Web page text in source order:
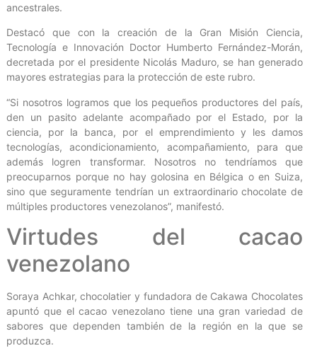
ancestrales.
Destacó que con la creación de la Gran Misión Ciencia,
Tecnología e Innovación Doctor Humberto Fernández-Morán,
decretada por el presidente Nicolás Maduro, se han generado
mayores estrategias para la protección de este rubro.
“Si nosotros logramos que los pequeños productores del país,
den un pasito adelante acompañado por el Estado, por la
ciencia, por la banca, por el emprendimiento y les damos
tecnologías, acondicionamiento, acompañamiento, para que
además logren transformar. Nosotros no tendríamos que
preocuparnos porque no hay golosina en Bélgica o en Suiza,
sino que seguramente tendrían un extraordinario chocolate de
múltiples productores venezolanos”, manifestó.
Virtudes del cacao
venezolano
Soraya Achkar, chocolatier y fundadora de Cakawa Chocolates
apuntó que el cacao venezolano tiene una gran variedad de
sabores que dependen también de la región en la que se
produzca.